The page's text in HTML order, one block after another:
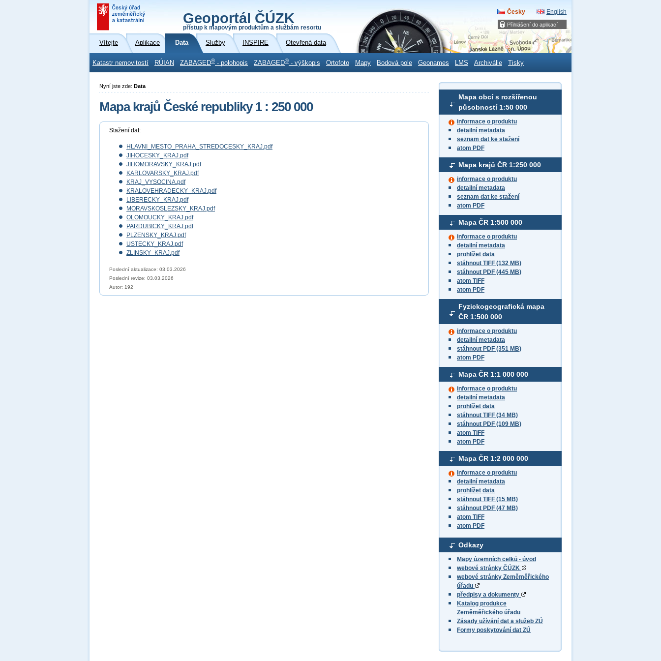
Přihlášení do aplikací
Geoportál ČÚZK
přístup k mapovým produktům a službám resortu
Česky English
Vítejte Aplikace Data Služby INSPIRE Otevřená data
Katastr nemovitostí RÚIAN ZABAGED® - polohopis ZABAGED® - výškopis Ortofoto Mapy Bodová pole Geonames LMS Archiválie Tisky
Mapa obcí s rozšířenou
působností 1:50 000
informace o produktu
detailní metadata
seznam dat ke stažení
atom PDF
Mapa krajů ČR 1:250 000
informace o produktu
detailní metadata
seznam dat ke stažení
atom PDF
Mapa ČR 1:500 000
informace o produktu
detailní metadata
prohlížet data
stáhnout TIFF (132 MB)
stáhnout PDF (445 MB)
atom TIFF
atom PDF
Fyzickogeografická mapa
ČR 1:500 000
informace o produktu
detailní metadata
stáhnout PDF (351 MB)
atom PDF
Mapa ČR 1:1 000 000
informace o produktu
detailní metadata
prohlížet data
stáhnout TIFF (34 MB)
stáhnout PDF (109 MB)
atom TIFF
atom PDF
Mapa ČR 1:2 000 000
informace o produktu
detailní metadata
prohlížet data
stáhnout TIFF (15 MB)
stáhnout PDF (47 MB)
atom TIFF
atom PDF
Odkazy
Mapy územních celků - úvod
webové stránky ČÚZK
webové stránky Zeměměřického
úřadu
předpisy a dokumenty
Katalog produkce
Zeměměřického úřadu
Zásady užívání dat a služeb ZÚ
Formy poskytování dat ZÚ
Nyní jste zde: Data
Mapa krajů České republiky 1 : 250 000
Stažení dat:
HLAVNI_MESTO_PRAHA_STREDOCESKY_KRAJ.pdf
JIHOCESKY_KRAJ.pdf
JIHOMORAVSKY_KRAJ.pdf
KARLOVARSKY_KRAJ.pdf
KRAJ_VYSOCINA.pdf
KRALOVEHRADECKY_KRAJ.pdf
LIBERECKY_KRAJ.pdf
MORAVSKOSLEZSKY_KRAJ.pdf
OLOMOUCKY_KRAJ.pdf
PARDUBICKY_KRAJ.pdf
PLZENSKY_KRAJ.pdf
USTECKY_KRAJ.pdf
ZLINSKY_KRAJ.pdf
Poslední aktualizace: 03.03.2026
Poslední revize: 03.03.2026
Autor: 192